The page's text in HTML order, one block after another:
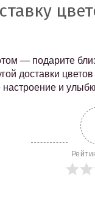
— подарите
доставки
и